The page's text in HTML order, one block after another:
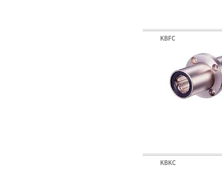
KBFC
KBKC